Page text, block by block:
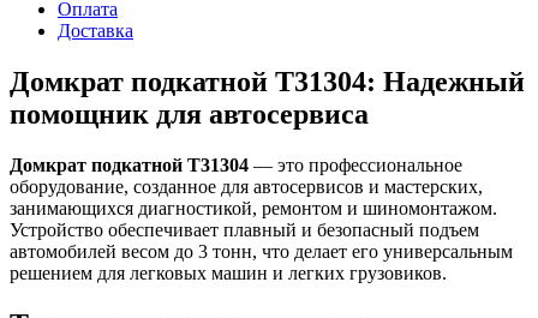
Оплата
Доставка
Домкрат подкатной T31304: Надежный
помощник для автосервиса
Домкрат подкатной T31304 — это профессиональное
оборудование, созданное для автосервисов и мастерских,
занимающихся диагностикой, ремонтом и шиномонтажом.
Устройство обеспечивает плавный и безопасный подъем
автомобилей весом до 3 тонн, что делает его универсальным
решением для легковых машин и легких грузовиков.